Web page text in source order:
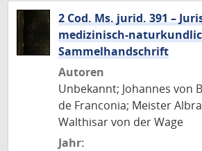
2 Cod. Ms. jurid. 391 –
medizinisch-
Sammelhandschrift
Autoren
Unbekannt; Johannes von
de Franconia; Meister
Walthisar von der Wage
Jahr: